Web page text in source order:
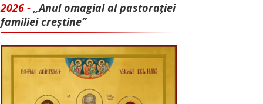
2026 - „Anul omagial al pastorației
familiei creștine”